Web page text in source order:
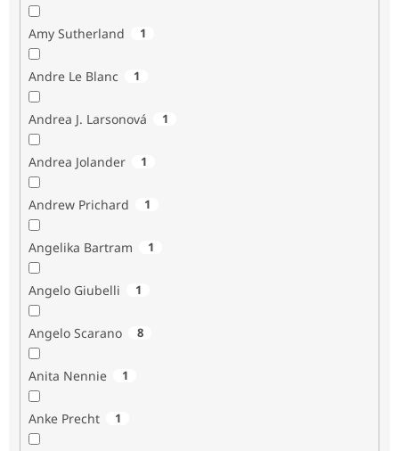
Amy Sutherland 1
Andre Le Blanc 1
Andrea J. Larsonová 1
Andrea Jolander 1
Andrew Prichard 1
Angelika Bartram 1
Angelo Giubelli 1
Angelo Scarano 8
Anita Nennie 1
Anke Precht 1